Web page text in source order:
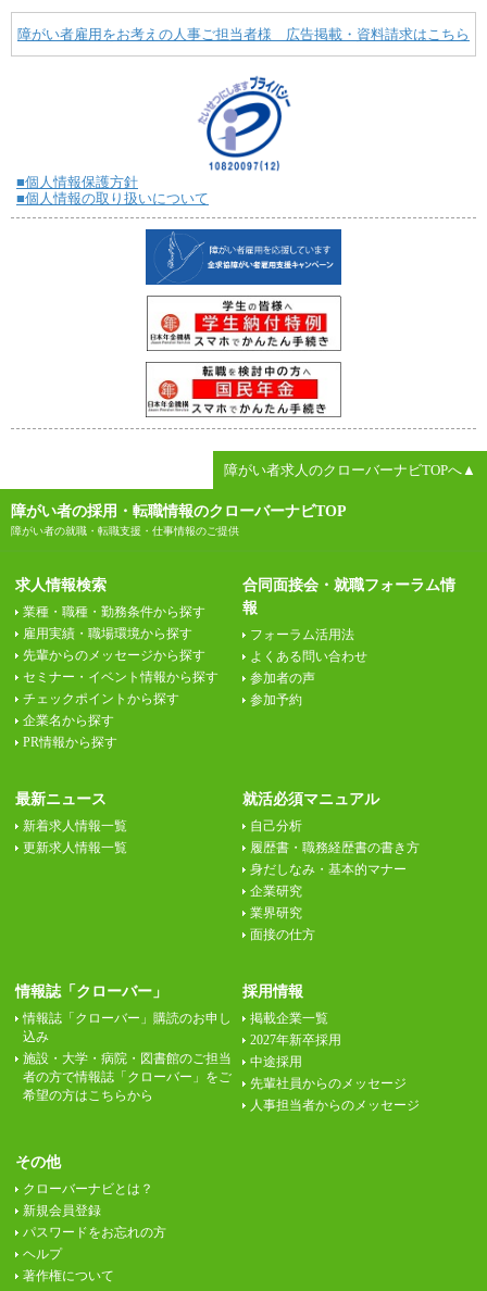
障がい者雇用をお考えの人事ご担当者様 広告掲載・資料請求はこちら
■個人情報保護方針
■個人情報の取り扱いについて
障がい者求人のクローバーナビTOPへ▲
障がい者の採用・転職情報のクローバーナビTOP
障がい者の就職・転職支援・仕事情報のご提供
求人情報検索
業種・職種・勤務条件から探す
雇用実績・職場環境から探す
先輩からのメッセージから探す
セミナー・イベント情報から探す
チェックポイントから探す
企業名から探す
PR情報から探す
合同面接会・就職フォーラム情
報
フォーラム活用法
よくある問い合わせ
参加者の声
参加予約
最新ニュース
新着求人情報一覧
更新求人情報一覧
就活必須マニュアル
自己分析
履歴書・職務経歴書の書き方
身だしなみ・基本的マナー
企業研究
業界研究
面接の仕方
情報誌「クローバー」
情報誌「クローバー」購読のお申し
込み
施設・大学・病院・図書館のご担当
者の方で情報誌「クローバー」をご
希望の方はこちらから
採用情報
掲載企業一覧
2027年新卒採用
中途採用
先輩社員からのメッセージ
人事担当者からのメッセージ
その他
クローバーナビとは？
新規会員登録
パスワードをお忘れの方
ヘルプ
著作権について